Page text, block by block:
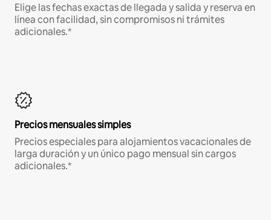
Elige las fechas exactas de llegada y salida y reserva en
línea con facilidad, sin compromisos ni trámites
adicionales.*
Precios mensuales simples
Precios especiales para alojamientos vacacionales de
larga duración y un único pago mensual sin cargos
adicionales.*